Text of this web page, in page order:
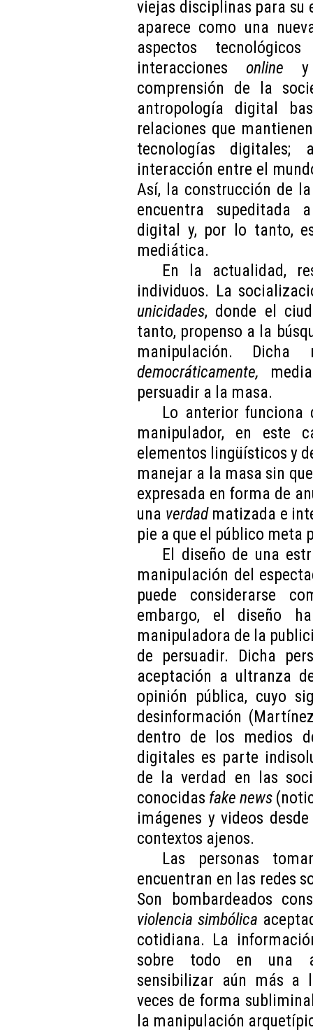
viejas disciplinas para
aparece como una
aspectos
interacciones online
comprensión de la
antropología digital
relaciones que
tecnologías digitales;
interacción entre el
Así, la construcción de
encuentra supeditada
digital y, por lo tanto,
mediática.
En la actualidad,
individuos. La
unicidades, donde el
tanto, propenso a la
manipulación. Dicha
democráticamente,
persuadir a la masa.
Lo anterior funciona
manipulador, en este
elementos lingüísticos y
manejar a la masa sin
expresada en forma de
una verdad matizada e
pie a que el público meta
El diseño de una
manipulación del
puede considerarse
embargo, el diseño
manipuladora de la
de persuadir. Dicha
aceptación a ultranza
opinión pública, cuyo
desinformación
dentro de los medios
digitales es parte
de la verdad en las
conocidas fake news
imágenes y videos
contextos ajenos.
Las personas
encuentran en las redes
Son bombardeados
violencia simbólica
cotidiana. La
sobre todo en una
sensibilizar aún más a
veces de forma
la manipulación